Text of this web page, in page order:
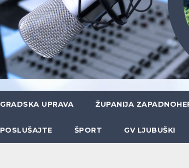
GRADSKA UPRAVA ŽUPANIJA
POSLUŠAJTE ŠPORT GV LJUBUŠKI